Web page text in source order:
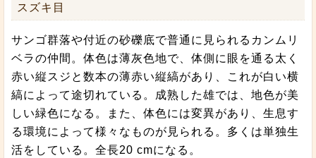
スズキ目
サンゴ群落や付近の砂礫底で普通に見られるカンムリ
ベラの仲間。体色は薄灰色地で、体側に眼を通る太く
赤い縦スジと数本の薄赤い縦縞があり、これが白い横
縞によって途切れている。成熟した雄では、地色が美
しい緑色になる。また、体色には変異があり、生息す
る環境によって様々なものが見られる。多くは単独生
活をしている。全長20 cmになる。